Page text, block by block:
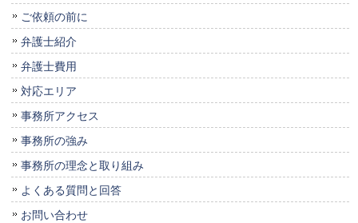
ご依頼の前に
弁護士紹介
弁護士費用
対応エリア
事務所アクセス
事務所の強み
事務所の理念と取り組み
よくある質問と回答
お問い合わせ